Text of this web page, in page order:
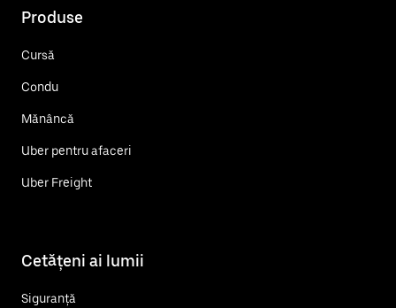
Produse
Cursă
Condu
Mănâncă
Uber pentru afaceri
Uber Freight
Cetățeni ai lumii
Siguranță